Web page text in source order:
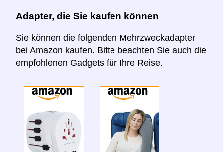
Adapter, die Sie kaufen können
Sie können die folgenden Mehrzweckadapter
bei Amazon kaufen. Bitte beachten Sie auch die
empfohlenen Gadgets für Ihre Reise.